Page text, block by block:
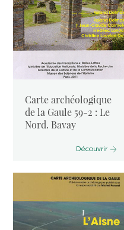
Carte archéologique
de la Gaule 59-2 : Le
Nord. Bavay
Découvrir